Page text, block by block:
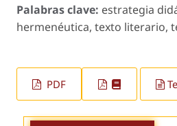
Palabras clave: estrategia
hermenéutica, texto literario,
PDF